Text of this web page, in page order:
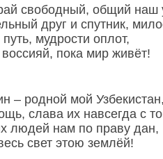
свободный, общий наш
друг и спутник,
мудрости оплот,
пока мир живёт!
– родной мой Узбекистан,
слава их навсегда с
людей нам по праву дан,
свет этою землёй!